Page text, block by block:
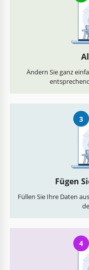
Ändern Sie ganz
3
Fügen
Füllen Sie Ihre Daten
4